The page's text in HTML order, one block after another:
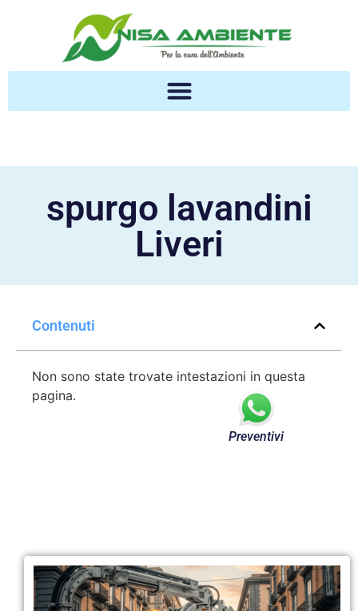
spurgo lavandini
Liveri
Contenuti
Non sono state trovate intestazioni in questa
pagina.
Preventivi